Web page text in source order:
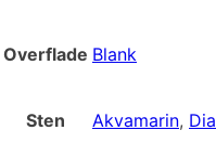
Overflade Blank
Sten Akvamarin,